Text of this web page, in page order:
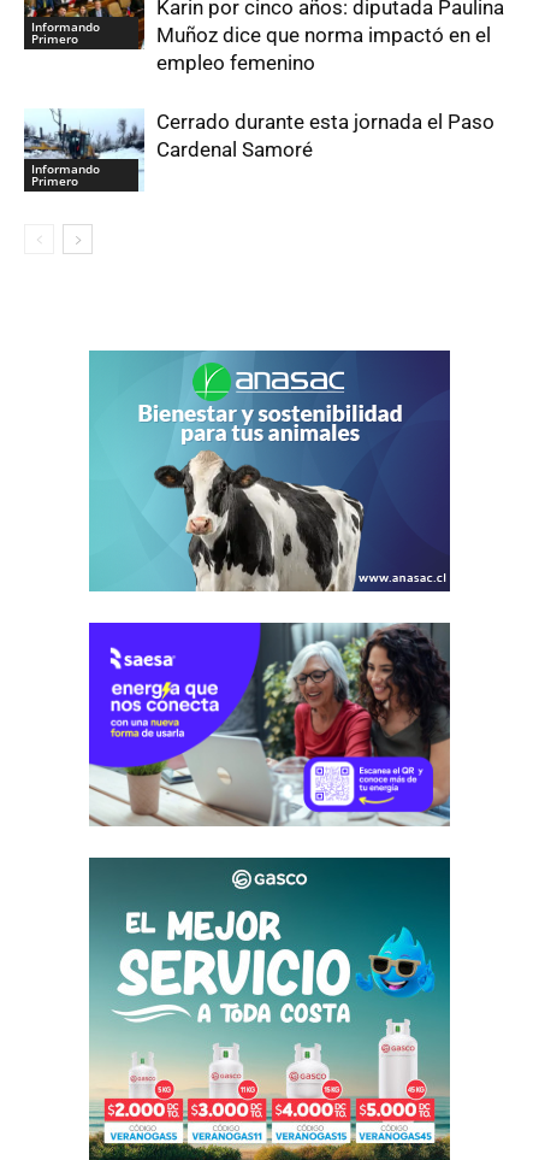
Informando
Primero
Karin por cinco años: diputada Paulina
Muñoz dice que norma impactó en el
empleo femenino
Informando
Primero
Cerrado durante esta jornada el Paso
Cardenal Samoré